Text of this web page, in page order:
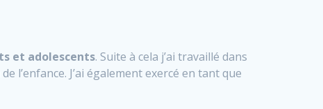
et adolescents. Suite à cela j’ai travaillé dans
J’ai également exercé en tant que